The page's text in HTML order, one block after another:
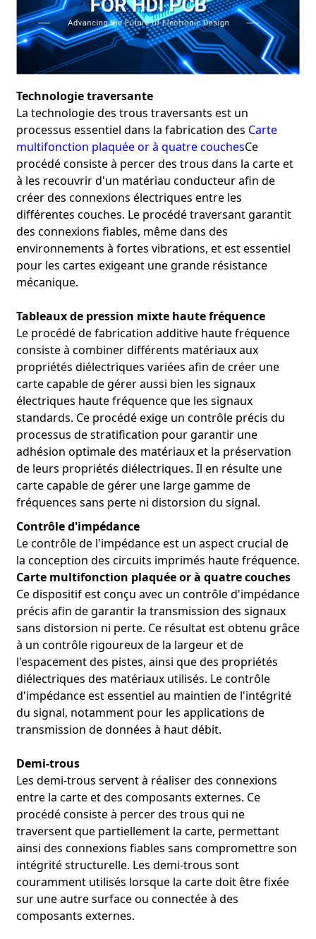
Technologie traversante
La technologie des trous traversants est un
processus essentiel dans la fabrication des Carte
multifonction plaquée or à quatre couchesCe
procédé consiste à percer des trous dans la carte et
à les recouvrir d'un matériau conducteur afin de
créer des connexions électriques entre les
différentes couches. Le procédé traversant garantit
des connexions fiables, même dans des
environnements à fortes vibrations, et est essentiel
pour les cartes exigeant une grande résistance
mécanique.
Tableaux de pression mixte haute fréquence
Le procédé de fabrication additive haute fréquence
consiste à combiner différents matériaux aux
propriétés diélectriques variées afin de créer une
carte capable de gérer aussi bien les signaux
électriques haute fréquence que les signaux
standards. Ce procédé exige un contrôle précis du
processus de stratification pour garantir une
adhésion optimale des matériaux et la préservation
de leurs propriétés diélectriques. Il en résulte une
carte capable de gérer une large gamme de
fréquences sans perte ni distorsion du signal.
Contrôle d'impédance
Le contrôle de l'impédance est un aspect crucial de
la conception des circuits imprimés haute fréquence.
Carte multifonction plaquée or à quatre couches
Ce dispositif est conçu avec un contrôle d'impédance
précis afin de garantir la transmission des signaux
sans distorsion ni perte. Ce résultat est obtenu grâce
à un contrôle rigoureux de la largeur et de
l'espacement des pistes, ainsi que des propriétés
diélectriques des matériaux utilisés. Le contrôle
d'impédance est essentiel au maintien de l'intégrité
du signal, notamment pour les applications de
transmission de données à haut débit.
Demi-trous
Les demi-trous servent à réaliser des connexions
entre la carte et des composants externes. Ce
procédé consiste à percer des trous qui ne
traversent que partiellement la carte, permettant
ainsi des connexions fiables sans compromettre son
intégrité structurelle. Les demi-trous sont
couramment utilisés lorsque la carte doit être fixée
sur une autre surface ou connectée à des
composants externes.